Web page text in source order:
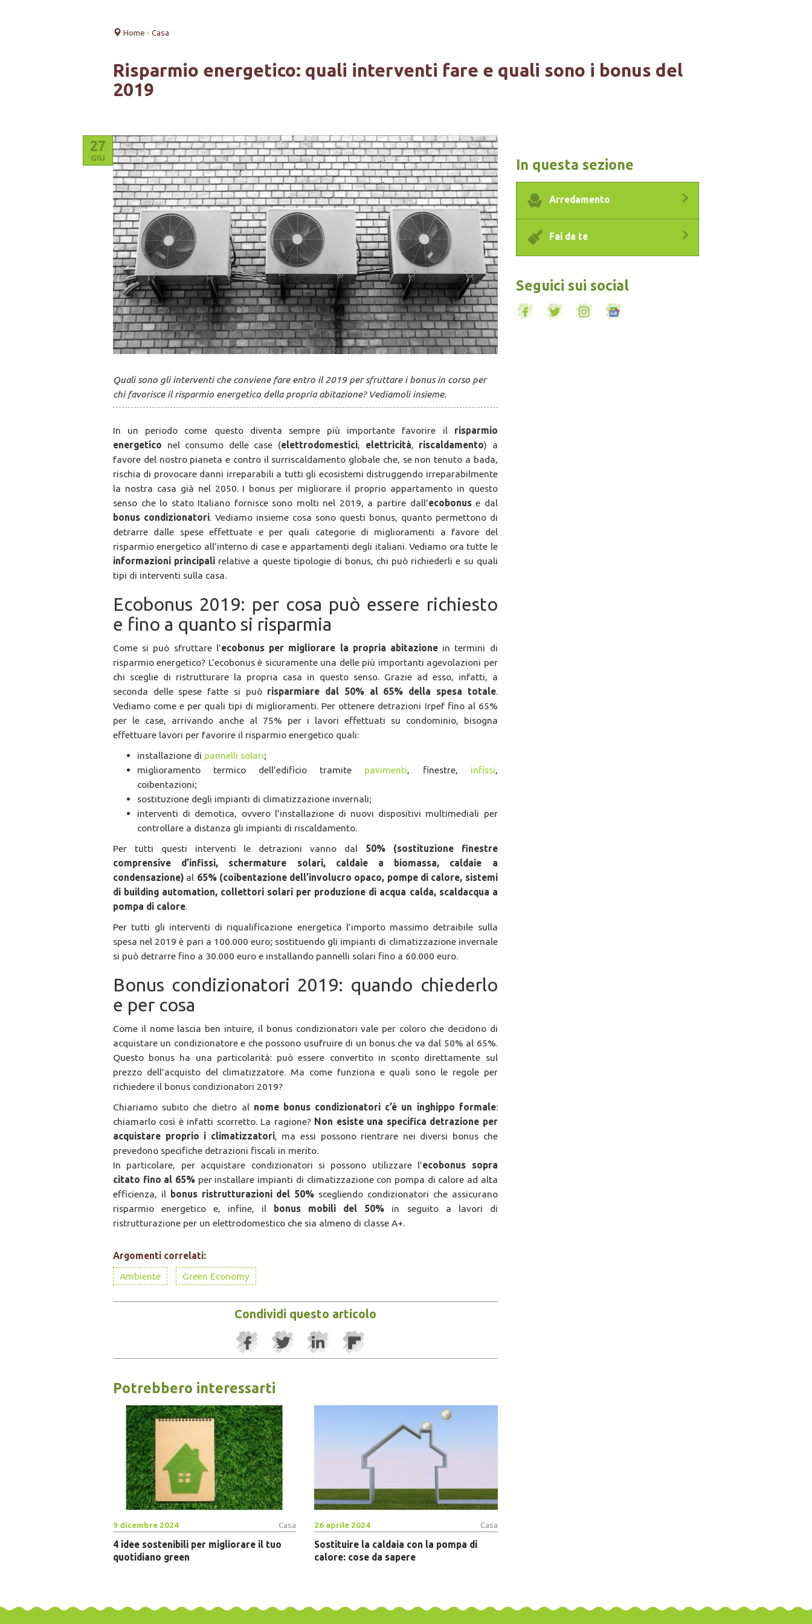
Home › Casa
Risparmio energetico: quali interventi fare e quali sono i bonus del
2019
27
GIU
Quali sono gli interventi che conviene fare entro il 2019 per sfruttare i bonus in corso per
chi favorisce il risparmio energetico della propria abitazione? Vediamoli insieme.
In un periodo come questo diventa sempre più importante favorire il risparmio
energetico nel consumo delle case (elettrodomestici, elettricità, riscaldamento) a
favore del nostro pianeta e contro il surriscaldamento globale che, se non tenuto a bada,
rischia di provocare danni irreparabili a tutti gli ecosistemi distruggendo irreparabilmente
la nostra casa già nel 2050. I bonus per migliorare il proprio appartamento in questo
senso che lo stato Italiano fornisce sono molti nel 2019, a partire dall’ecobonuse dal
bonus condizionatori. Vediamo insieme cosa sono questi bonus, quanto permettono di
detrarre dalle spese effettuate e per quali categorie di miglioramenti a favore del
risparmio energetico all’interno di case e appartamenti degli italiani. Vediamo ora tutte le
informazioni principali relative a queste tipologie di bonus, chi può richiederli e su quali
tipi di interventi sulla casa.
Ecobonus 2019: per cosa può essere richiesto
e fino a quanto si risparmia
Come si può sfruttare l’ecobonus per migliorare la propria abitazione in termini di
risparmio energetico? L’ecobonus è sicuramente una delle più importanti agevolazioni per
chi sceglie di ristrutturare la propria casa in questo senso. Grazie ad esso, infatti, a
seconda delle spese fatte si può risparmiare dal 50% al 65% della spesa totale.
Vediamo come e per quali tipi di miglioramenti. Per ottenere detrazioni Irpef fino al 65%
per le case, arrivando anche al 75% per i lavori effettuati su condominio, bisogna
effettuare lavori per favorire il risparmio energetico quali:
installazione di pannelli solari;
miglioramento termico dell’edificio tramite pavimenti, finestre, infissi,
coibentazioni;
sostituzione degli impianti di climatizzazione invernali;
interventi di demotica, ovvero l’installazione di nuovi dispositivi multimediali per
controllare a distanza gli impianti di riscaldamento.
Per tutti questi interventi le detrazioni vanno dal 50% (sostituzione finestre
comprensive d’infissi, schermature solari, caldaie a biomassa, caldaie a
condensazione) al 65% (coibentazione dell’involucro opaco, pompe di calore, sistemi
di building automation, collettori solari per produzione di acqua calda, scaldacqua a
pompa di calore.
Per tutti gli interventi di riqualificazione energetica l’importo massimo detraibile sulla
spesa nel 2019 è pari a 100.000 euro; sostituendo gli impianti di climatizzazione invernale
si può detrarre fino a 30.000 euro e installando pannelli solari fino a 60.000 euro.
Bonus condizionatori 2019: quando chiederlo
e per cosa
Come il nome lascia ben intuire, il bonus condizionatori vale per coloro che decidono di
acquistare un condizionatore e che possono usufruire di un bonus che va dal 50% al 65%.
Questo bonus ha una particolarità: può essere convertito in sconto direttamente sul
prezzo dell’acquisto del climatizzatore. Ma come funziona e quali sono le regole per
richiedere il bonus condizionatori 2019?
Chiariamo subito che dietro al nome bonus condizionatori c’è un inghippo formale:
chiamarlo così è infatti scorretto. La ragione? Non esiste una specifica detrazione per
acquistare proprio i climatizzatori, ma essi possono rientrare nei diversi bonus che
prevedono specifiche detrazioni fiscali in merito.
In particolare, per acquistare condizionatori si possono utilizzare l’ecobonus sopra
citato fino al 65% per installare impianti di climatizzazione con pompa di calore ad alta
efficienza, il bonus ristrutturazioni del 50% scegliendo condizionatori che assicurano
risparmio energetico e, infine, il
bonus mobili del 50% in seguito a lavori di
ristrutturazione per un elettrodomestico che sia almeno di classe A+.
Argomenti correlati:
Ambiente
Green Economy
Condividi questo articolo
Potrebbero interessarti
9 dicembre 2024 Casa
4 idee sostenibili per migliorare il tuo
quotidiano green
26 aprile 2024 Casa
Sostituire la caldaia con la pompa di
calore: cose da sapere
In questa sezione
Arredamento
Fai da te
Seguici sui social